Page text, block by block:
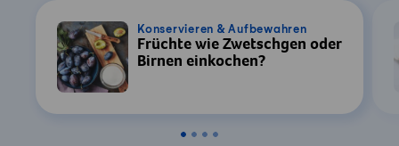
Konservieren & Aufbewahren
Früchte wie Zwetschgen oder
Birnen einkochen?